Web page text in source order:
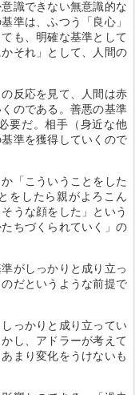
識できない無意識的な
準は、ふつう「良心」
も、明確な基準として
それ」として、人間の
反応を見て、人間は赤
のである。善悪の基準
要だ。相手（身近な他
準を獲得していくので
「こういうことをした
をしたら親がよろこん
うな顔をした」という
ちづくられていく」の
がしっかりと成り立っ
だというような前提で
っかりと成り立ってい
し、アドラーが考えて
まり変化をうけないも